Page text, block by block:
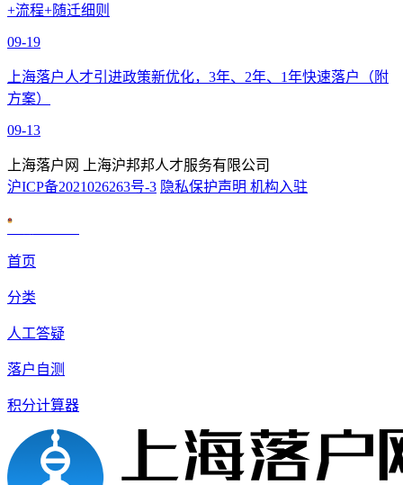
+流程+随迁细则
09-19
上海落户人才引进政策新优化，3年、2年、1年快速落户（附
方案）
09-13
上海落户网 上海沪邦邦人才服务有限公司
沪ICP备2021026263号-3 隐私保护声明 机构入驻
首页
分类
人工答疑
落户自测
积分计算器